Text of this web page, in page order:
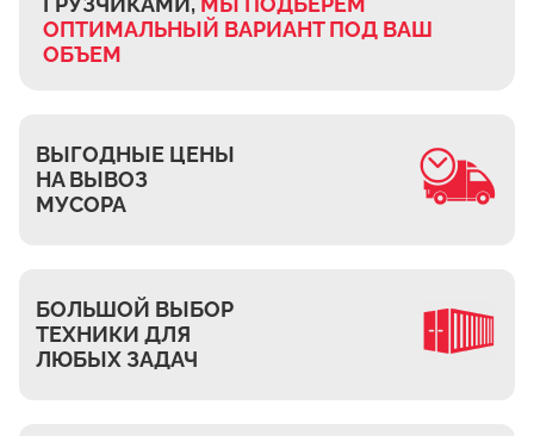
Подберёзное
Сельцо
Октябрьский
Малаховка
Жилино-1
Пехорка
ВЫГОДНЫЕ ЦЕНЫ
НА ВЫВОЗ
МУСОРА
БОЛЬШОЙ ВЫБОР
ТЕХНИКИ ДЛЯ
ЛЮБЫХ ЗАДАЧ
ОПТИМАЛЬНЫЙ ВАРИАНТПОД ВАШ
ОБЪЕМ